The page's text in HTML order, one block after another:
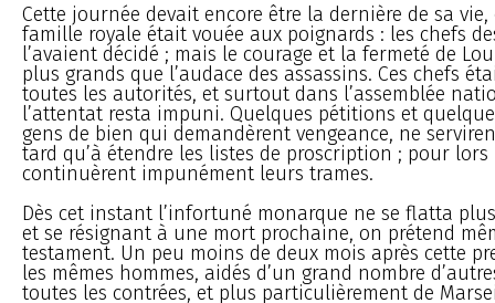
Cette journée devait encore être la dernière de sa
famille royale était vouée aux poignards : les chefs
l’avaient décidé ; mais le courage et la fermeté de
plus grands que l’audace des assassins. Ces chefs
toutes les autorités, et surtout dans l’assemblée
l’attentat resta impuni. Quelques pétitions et
gens de bien qui demandèrent vengeance, ne
tard qu’à étendre les listes de proscription ; pour
continuèrent impunément leurs trames.
Dès cet instant l’infortuné monarque ne se flatta
et se résignant à une mort prochaine, on prétend
testament. Un peu moins de deux mois après cette
les mêmes hommes, aidés d’un grand nombre
toutes les contrées, et plus particulièrement de